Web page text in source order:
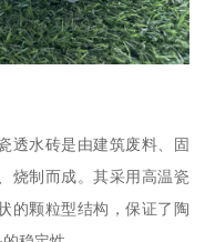
透水砖是由建筑废料、固
烧制而成。其采用高温瓷
的颗粒型结构，保证了陶